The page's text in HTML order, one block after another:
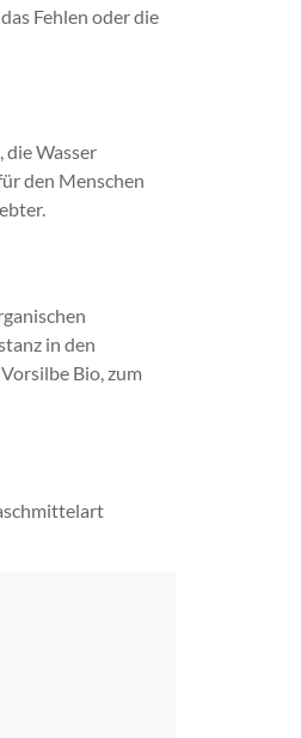
Fehlen oder die
Wasser
den Menschen
in den
Bio, zum